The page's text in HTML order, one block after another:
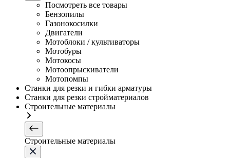
Посмотреть все товары
Бензопилы
Газонокосилки
Двигатели
Мотоблоки / культиваторы
Мотобуры
Мотокосы
Мотоопрыскиватели
Мотопомпы
Станки для резки и гибки арматуры
Станки для резки стройматериалов
Строительные материалы
Строительные материалы